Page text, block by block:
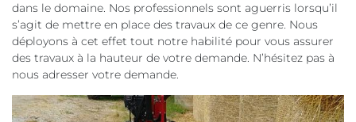
dans le domaine. Nos professionnels sont aguerris lorsqu’il
s’agit de mettre en place des travaux de ce genre. Nous
déployons à cet effet tout notre habilité pour vous assurer
des travaux à la hauteur de votre demande. N’hésitez pas à
nous adresser votre demande.